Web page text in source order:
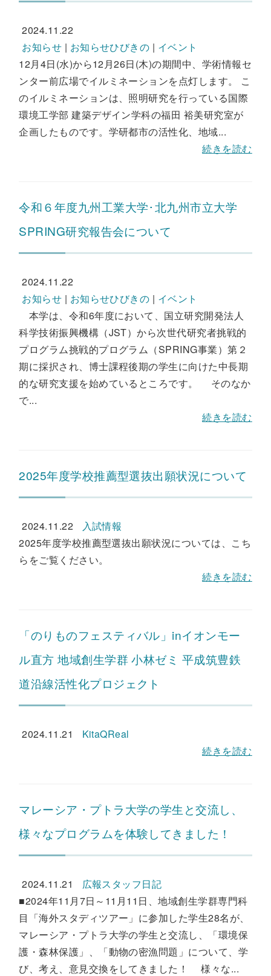
2024.11.22
お知らせ | お知らせひびきの | イベント
12月4日(水)から12月26日(木)の期間中、学術情報セ
ンター前広場でイルミネーションを点灯します。 こ
のイルミネーションは、照明研究を行っている国際
環境工学部 建築デザイン学科の福田 裕美研究室が
企画したものです。学研都市の活性化、地域...
続きを読む
令和６年度九州工業大学･北九州市立大学
SPRING研究報告会について
2024.11.22
お知らせ | お知らせひびきの | イベント
本学は、令和6年度において、国立研究開発法人
科学技術振興機構（JST）から次世代研究者挑戦的
プログラム挑戦的プログラム（SPRING事業）第２
期に採択され、博士課程後期の学生に向けた中長期
的な研究支援を始めているところです。 そのなか
で...
続きを読む
2025年度学校推薦型選抜出願状況について
2024.11.22
入試情報
2025年度学校推薦型選抜出願状況については、こち
らをご覧ください。
続きを読む
「のりものフェスティバル」inイオンモー
ル直方 地域創生学群 小林ゼミ 平成筑豊鉄
道沿線活性化プロジェクト
2024.11.21
KitaQReal
続きを読む
マレーシア・プトラ大学の学生と交流し、
様々なプログラムを体験してきました！
2024.11.21
広報スタッフ日記
■2024年11月7日～11月11日、地域創生学群専門科
目「海外スタディツアー」に参加した学生28名が、
マレーシア・プトラ大学の学生と交流し、「環境保
護・森林保護」、「動物の密漁問題」について、学
び、考え、意見交換をしてきました！ 様々な...